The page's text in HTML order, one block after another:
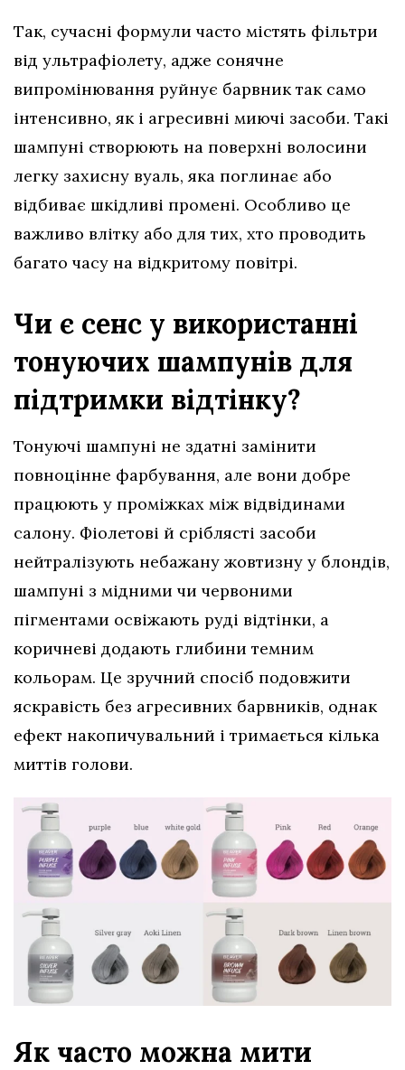
Так, сучасні формули часто містять фільтри
від ультрафіолету, адже сонячне
випромінювання руйнує барвник так само
інтенсивно, як і агресивні миючі засоби. Такі
шампуні створюють на поверхні волосини
легку захисну вуаль, яка поглинає або
відбиває шкідливі промені. Особливо це
важливо влітку або для тих, хто проводить
багато часу на відкритому повітрі.
Чи є сенс у використанні
тонуючих шампунів для
підтримки відтінку?
Тонуючі шампуні не здатні замінити
повноцінне фарбування, але вони добре
працюють у проміжках між відвідинами
салону. Фіолетові й сріблясті засоби
нейтралізують небажану жовтизну у блондів,
шампуні з мідними чи червоними
пігментами освіжають руді відтінки, а
коричневі додають глибини темним
кольорам. Це зручний спосіб подовжити
яскравість без агресивних барвників, однак
ефект накопичувальний і тримається кілька
миттів голови.
Як часто можна мити